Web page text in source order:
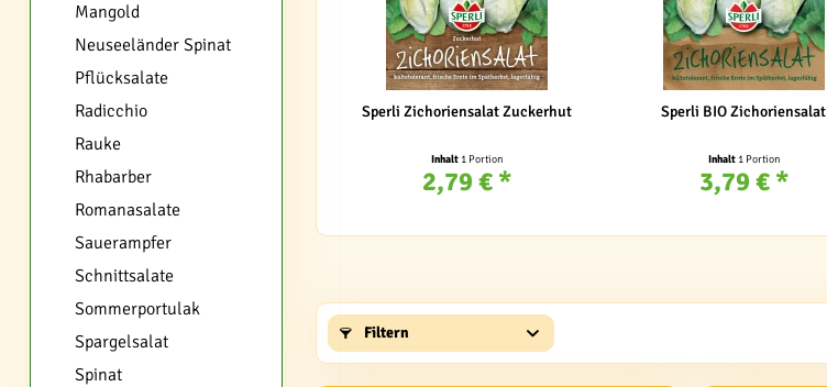
Mangold
Neuseeländer Spinat
Pflücksalate
Radicchio
Rauke
Rhabarber
Romanasalate
Sauerampfer
Schnittsalate
Sommerportulak
Spargelsalat
Spinat
Sperli Zichoriensalat Zuckerhut
Inhalt 1 Portion
2,79 € *
Sperli BIO Zichoriensalat
Inhalt 1 Portion
3,79 € *
Filtern